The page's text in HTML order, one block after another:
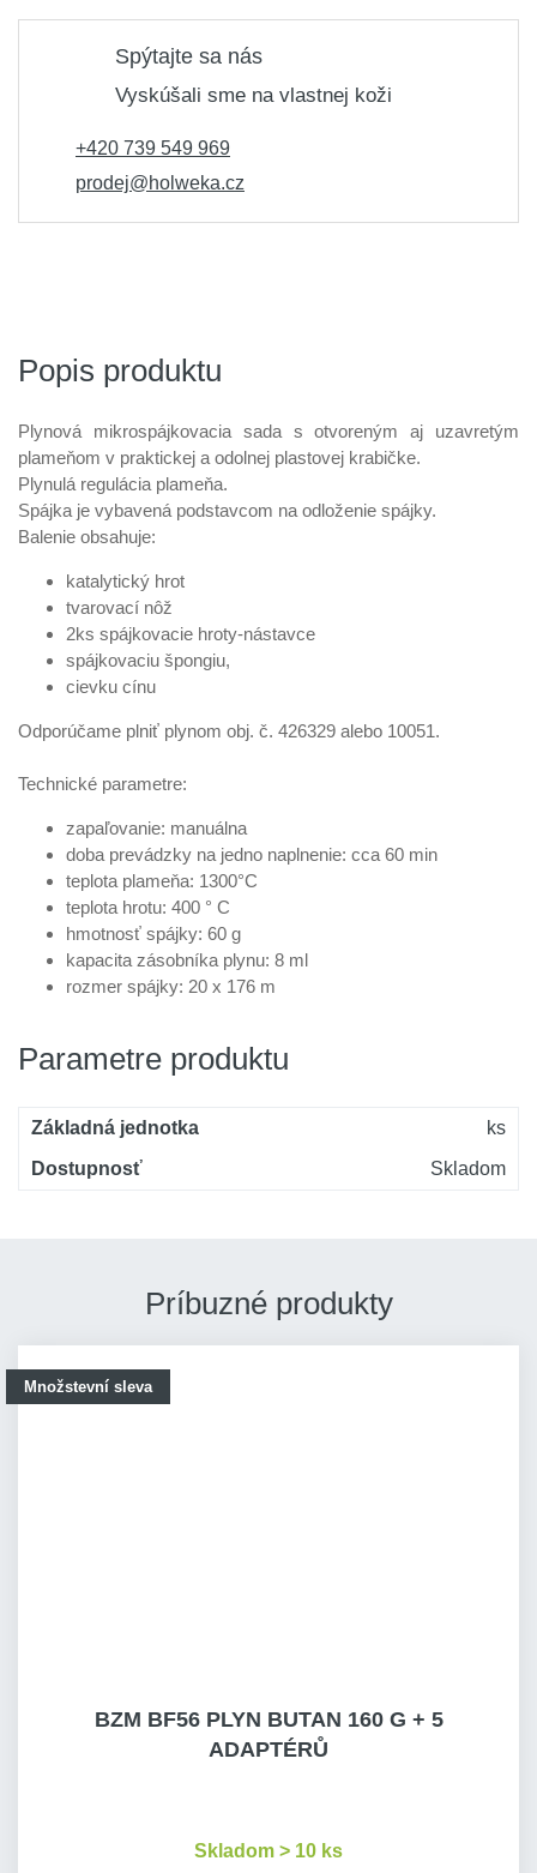
Spýtajte sa nás
Vyskúšali sme na vlastnej koži
+420 739 549 969
prodej@holweka.cz
Popis produktu
Plynová mikrospájkovacia sada s otvoreným aj uzavretým
plameňom v praktickej a odolnej plastovej krabičke.
Plynulá regulácia plameňa.
Spájka je vybavená podstavcom na odloženie spájky.
Balenie obsahuje:
katalytický hrot
tvarovací nôž
2ks spájkovacie hroty-nástavce
spájkovaciu špongiu,
cievku cínu
Odporúčame plniť plynom obj. č. 426329 alebo 10051.
Technické parametre:
zapaľovanie: manuálna
doba prevádzky na jedno naplnenie: cca 60 min
teplota plameňa: 1300°C
teplota hrotu: 400 ° C
hmotnosť spájky: 60 g
kapacita zásobníka plynu: 8 ml
rozmer spájky: 20 x 176 m
Parametre produktu
Základná jednotka
ks
Dostupnosť
Skladom
Príbuzné produkty
Množstevní sleva
BZM BF56 PLYN BUTAN 160 G + 5
ADAPTÉRŮ
Skladom > 10 ks